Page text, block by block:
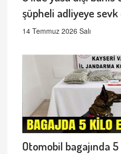
şüpheli adliyeye
14 Temmuz 2026 Salı
Otomobil bagajında